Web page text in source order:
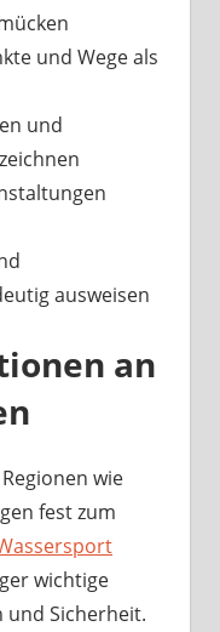
und Wege als
und
ausweisen
an
wie
fest zum
wichtige
Sicherheit.